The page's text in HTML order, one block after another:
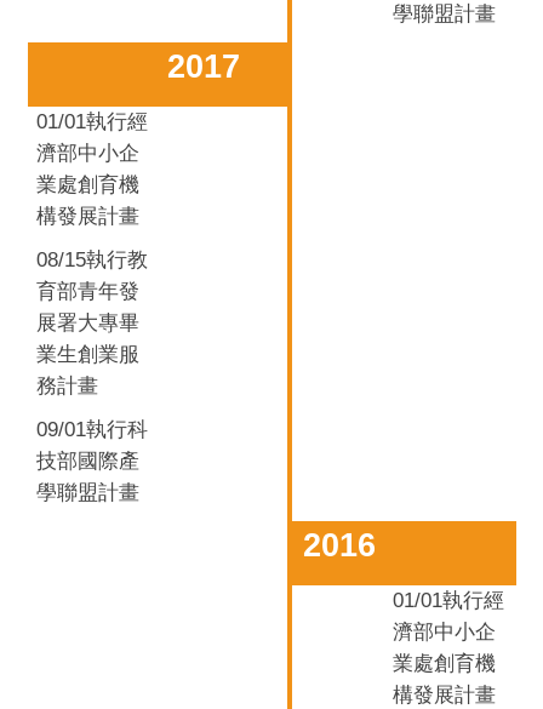
學聯盟計畫
2017
01/01執行經
濟部中小企
業處創育機
構發展計畫
08/15執行教
育部青年發
展署大專畢
業生創業服
務計畫
09/01執行科
技部國際產
學聯盟計畫
2016
01/01執行經
濟部中小企
業處創育機
構發展計畫